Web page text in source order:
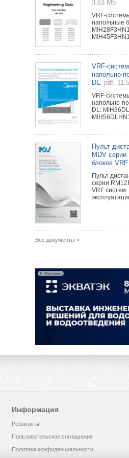
3.63 Mb
VRF-
напольные
VRF-
напольно-
DL.
pdf,
VRF-
напольно-
DL:
Пульт
MDV серии
блоков VRF
Пульт
серии
VRF систем.
Все документы »
Реклама
Информация
Реквизиты
Пользовательское соглашение
Политика конфиденциальности